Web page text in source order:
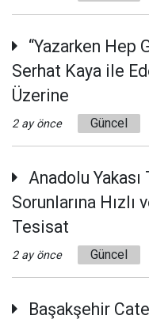
“Yazarken Hep
Serhat Kaya ile
Üzerine
2 ay önce Güncel
Anadolu Yakası
Sorunlarına
Tesisat
2 ay önce Güncel
Başakşehir